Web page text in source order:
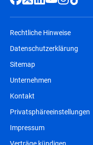
Rechtliche Hinweise
Datenschutzerklärung
Sitemap
Unternehmen
Kontakt
Privatsphäreeinstellungen
Impressum